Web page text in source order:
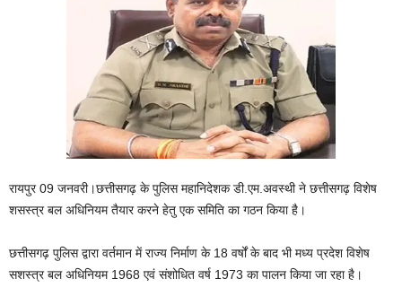
रायपुर 09 जनवरी।छत्तीसगढ़ के पुलिस महानिदेशक डी.एम.अवस्थी ने छत्तीसगढ़ विशेष
शसस्त्र बल अधिनियम तैयार करने हेतु एक समिति का गठन किया है।
छत्तीसगढ़ पुलिस द्वारा वर्तमान में राज्य निर्माण के 18 वर्षों के बाद भी मध्य प्रदेश विशेष
सशस्त्र बल अधिनियम 1968 एवं संशोधित वर्ष 1973 का पालन किया जा रहा है।